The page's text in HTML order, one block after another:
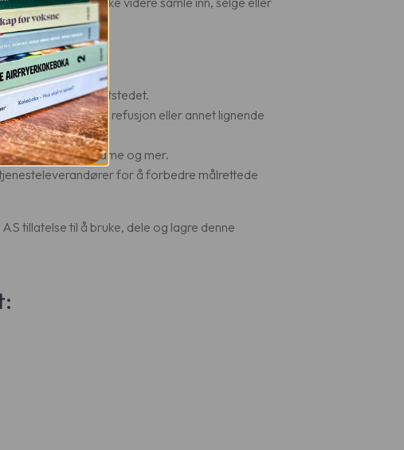
trafikk på nettstedet.
ved kjøp, refusjon eller annet lignende
reklame og mer.
for å forbedre målrettede
tillatelse til å bruke, dele og lagre denne